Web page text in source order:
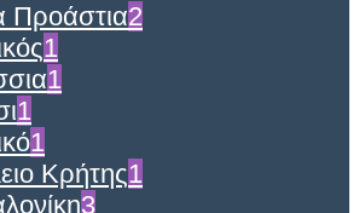
Προάστια2
1
1
1
1
Κρήτης1
3